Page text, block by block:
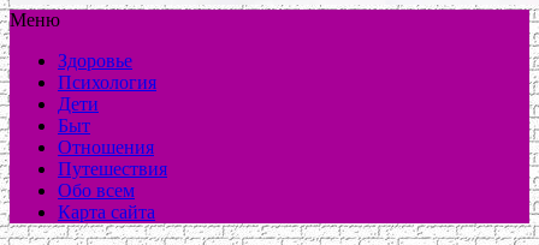
Меню
Здоровье
Психология
Дети
Быт
Отношения
Путешествия
Обо всем
Карта сайта